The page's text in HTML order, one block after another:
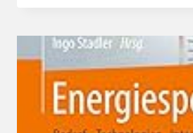
KLIMATECHNIK:
GRUNDLAGEN
ANWENDUNGEN